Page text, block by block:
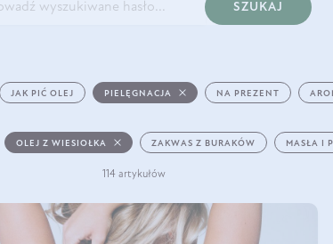
SZUKAJ
JAK PIĆ OLEJ PIELĘGNACJA NA PREZENT
OLEJ Z WIESIOŁKA ZAKWAS Z BURAKÓW MASŁA I
114 artykułów